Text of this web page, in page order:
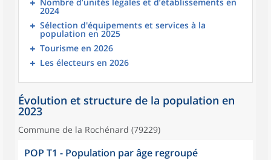
2024
Sélection d'équipements et services à la
population en 2025
Tourisme en 2026
Les électeurs en 2026
Évolution et structure de la population en
2023
Commune de la Rochénard (79229)
POP T1 - Population par âge regroupé